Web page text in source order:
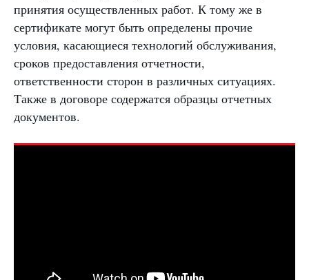
принятия осуществленных работ. К тому же в
сертификате могут быть определены прочие
условия, касающиеся технологий обслуживания,
сроков предоставления отчетности,
ответственности сторон в различных ситуациях.
Также в договоре содержатся образцы отчетных
документов.